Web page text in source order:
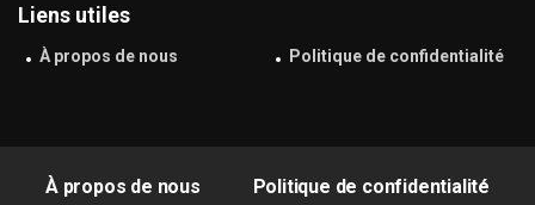
Liens utiles
À propos de nous Politique de confidentialité
À propos de nous Politique de confidentialité